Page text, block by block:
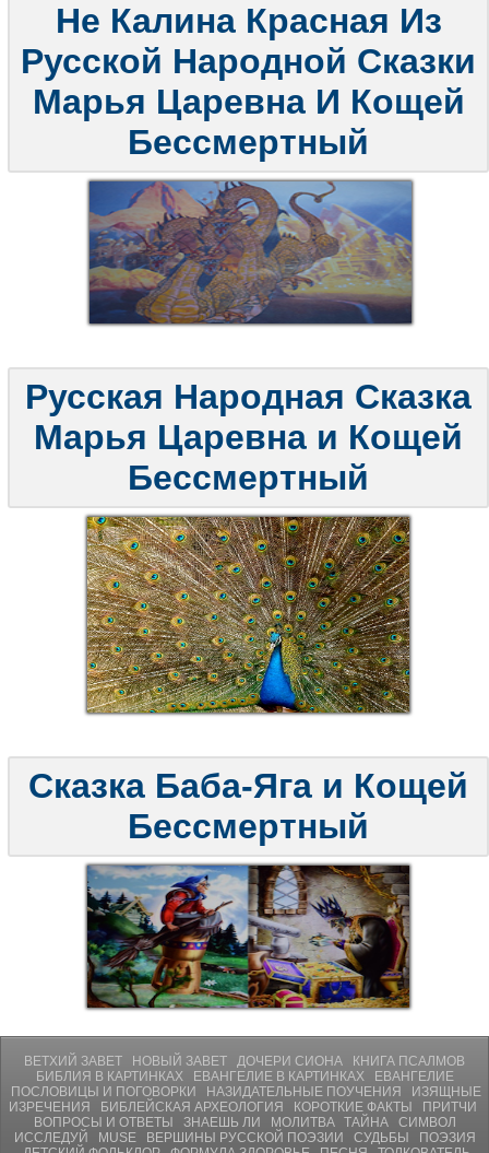
Не Калина Красная Из
Русской Народной Сказки
Марья Царевна И Кощей
Бессмертный
Русская Народная Сказка
Марья Царевна и Кощей
Бессмертный
Сказка Баба-Яга и Кощей
Бессмертный
ВЕТХИЙ ЗАВЕТ НОВЫЙ ЗАВЕТ ДОЧЕРИ СИОНА
КНИГА ПСАЛМОВ
БИБЛИЯ В КАРТИНКАХ
ЕВАНГЕЛИЕ В КАРТИНКАХ
ЕВАНГЕЛИЕ
ПОСЛОВИЦЫ И ПОГОВОРКИ
НАЗИДАТЕЛЬНЫЕ ПОУЧЕНИЯ
ИЗЯЩНЫЕ
ИЗРЕЧЕНИЯ
БИБЛЕЙСКАЯ АРХЕОЛОГИЯ КОРОТКИЕ ФАКТЫ
ПРИТЧИ
ВОПРОСЫ И ОТВЕТЫ
ЗНАЕШЬ ЛИ МОЛИТВA ТАЙНА
СИМВОЛ
ИССЛЕДУЙ
MUSE ВЕРШИНЫ РУССКОЙ ПОЭЗИИ СУДЬБЫ
ПОЭЗИЯ